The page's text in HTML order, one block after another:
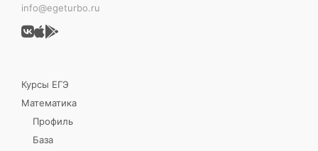
info@egeturbo.ru
Курсы ЕГЭ
Математика
Профиль
База